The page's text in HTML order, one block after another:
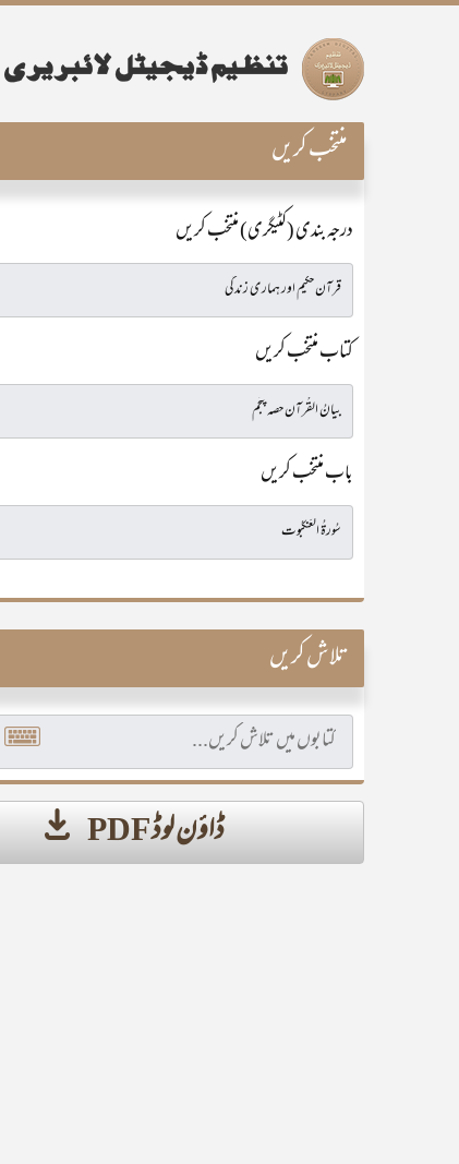
منتخب کریں
درجہ بندی (کٹیگری) منتخب کریں
کتاب منتخب کریں
باب منتخب کریں
تلاش کریں
ڈاؤن لوڈ PDF